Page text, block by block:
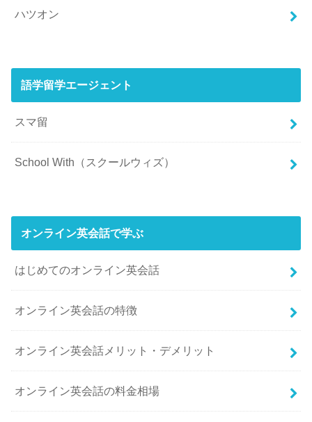
ハツオン
語学留学エージェント
スマ留
School With（スクールウィズ）
オンライン英会話で学ぶ
はじめてのオンライン英会話
オンライン英会話の特徴
オンライン英会話メリット・デメリット
オンライン英会話の料金相場